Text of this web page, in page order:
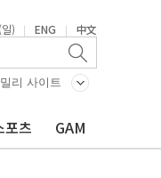
) | ENG | 中文
리 사이트
포츠 GAM
어